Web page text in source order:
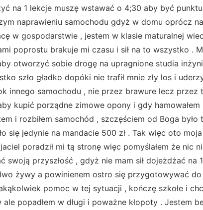
na 1 lekcje muszę wstawać o 4;30 aby być
naprawieniu samochodu gdyż w domu oprócz
w gospodarstwie , jestem w klasie maturalnej
poprostu brakuje mi czasu i sił na to wszystko .
otworzyć sobie drogę na upragnione studia
szło gładko dopóki nie trafił mnie zły los i
innego samochodu , nie przez brawure lecz przez
kupić porządne zimowe opony i gdy hamowałem
i rozbiłem samochód , szczęściem od Boga było
się jedynie na mandacie 500 zł . Tak więc oto
poradził mi tą stronę więc pomyślałem że nic
swoją przyszłość , gdyż nie mam sił dojeżdżać na
żywy a powinienem ostro się przygotowywać do
pomoc w tej sytuacji , kończę szkołe i
popadłem w długi i poważne kłopoty . Jestem